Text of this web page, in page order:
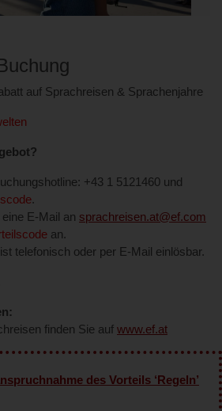
auf Sprachreisen & Sprachenjahre
+43 1 5121460 und
.
E-Mail an sprachreisen.at@ef.com
an.
ist telefonisch oder per E-Mail einlösbar.
finden Sie auf www.ef.at
des Vorteils ‘Regeln’